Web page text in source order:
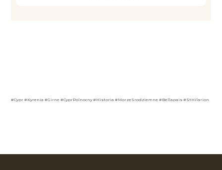
#Cypr #Kyrenia #Girne #CyprPolnocny #Historia #MorzeSrodziemne #Bellapais #StHilarion